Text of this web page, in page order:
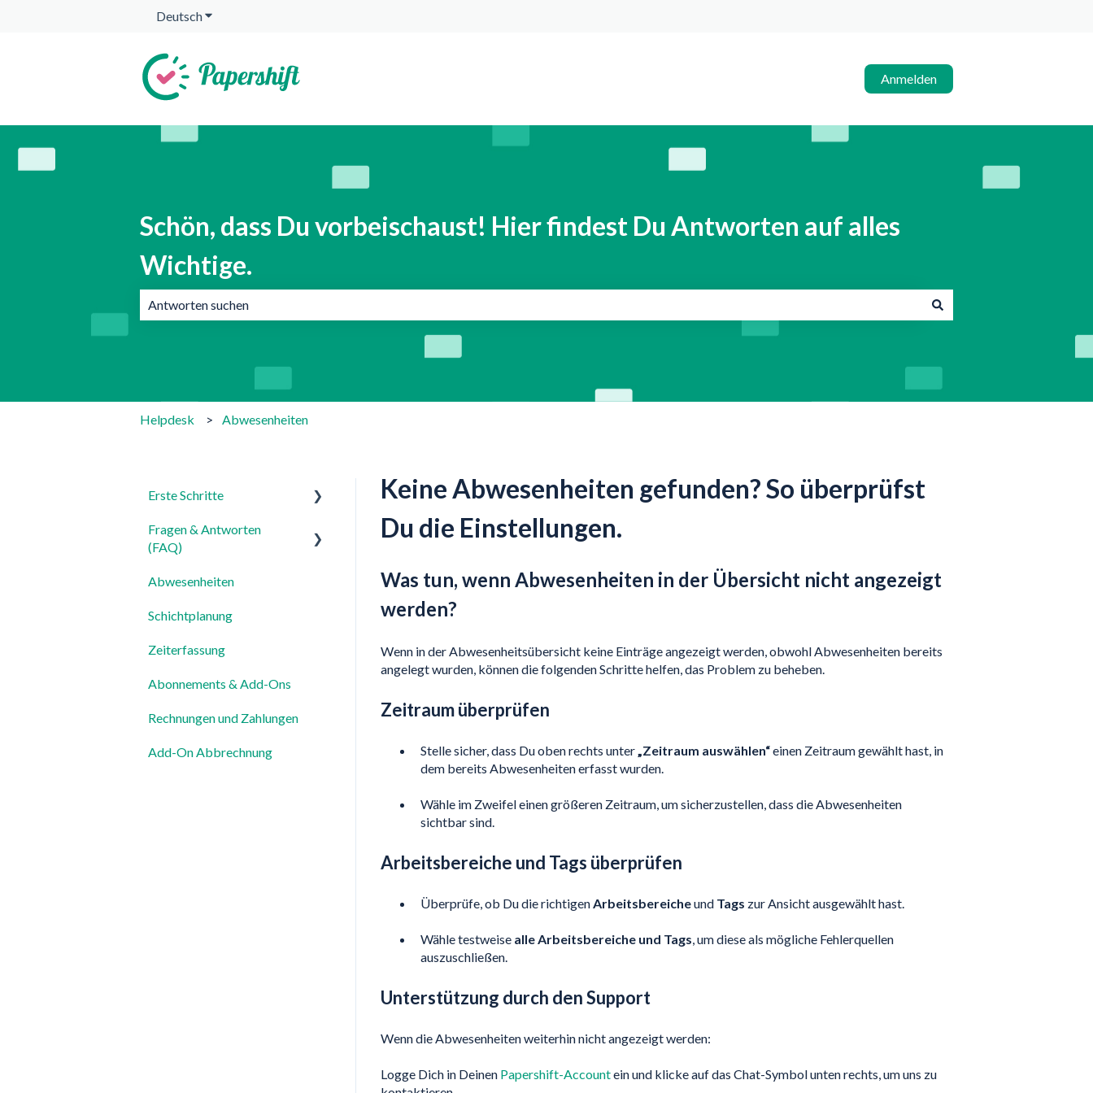
DeutschUntermenü für Übersetzungen anzeigen
Anmelden
Schön, dass Du vorbeischaust! Hier findest Du Antworten auf alles
Wichtige.
Helpdesk Abwesenheiten
Keine Abwesenheiten gefunden? So überprüfst
Du die Einstellungen.
Was tun, wenn Abwesenheiten in der Übersicht nicht angezeigt
werden?
Wenn in der Abwesenheitsübersicht keine Einträge angezeigt werden, obwohl Abwesenheiten bereits
angelegt wurden, können die folgenden Schritte helfen, das Problem zu beheben.
Zeitraum überprüfen
Stelle sicher, dass Du oben rechts unter „Zeitraum auswählen“einen Zeitraum gewählt hast, in
dem bereits Abwesenheiten erfasst wurden.
Wähle im Zweifel einen größeren Zeitraum, um sicherzustellen, dass die Abwesenheiten
sichtbar sind.
Arbeitsbereiche und Tags überprüfen
Überprüfe, ob Du die richtigen Arbeitsbereicheund Tags zur Ansicht ausgewählt hast.
Wähle testweise alle Arbeitsbereiche und Tags, um diese als mögliche Fehlerquellen
auszuschließen.
Unterstützung durch den Support
Wenn die Abwesenheiten weiterhin nicht angezeigt werden:
Logge Dich in Deinen Papershift-Accountein und klicke auf das Chat-Symbol unten rechts, um uns zu
Erste Schritte
Für Admins
Fragen & Antworten
(FAQ)
Login, Account & Sicherheit
Mitarbeiterverwaltung
Mitarbeiterprofile &
Arbeitsbereiche
Zeiterfassung, Soll-Stunden
Abwesenheiten
Schichtplanung
Zeiterfassung
Abonnements & Add-Ons
Rechnungen und Zahlungen
Add-On Abbrechnung